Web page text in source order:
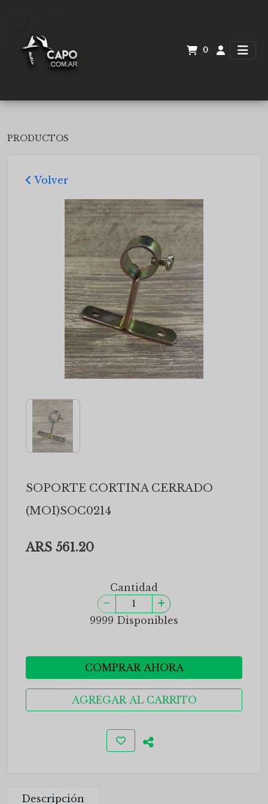
0
PRODUCTOS
Volver
SOPORTE CORTINA CERRADO
(MOI)SOC0214
ARS 561.20
Cantidad
9999 Disponibles
COMPRAR AHORA
AGREGAR AL CARRITO
Descripción